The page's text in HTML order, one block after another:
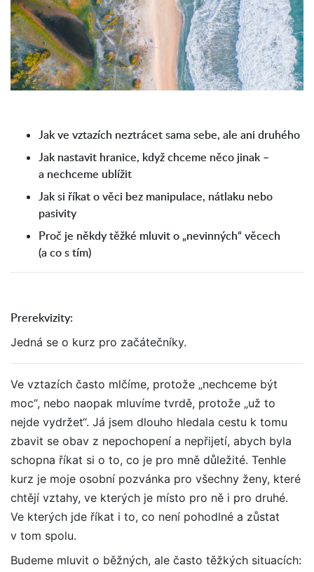
Jak ve vztazích neztrácet sama sebe, ale ani druhého
Jak nastavit hranice, když chceme něco jinak –
a nechceme ublížit
Jak si říkat o věci bez manipulace, nátlaku nebo
pasivity
Proč je někdy těžké mluvit o „nevinných“ věcech
(a co s tím)
Prerekvizity:
Jedná se o kurz pro začátečníky.
Ve vztazích často mlčíme, protože „nechceme být
moc“, nebo naopak mluvíme tvrdě, protože „už to
nejde vydržet“. Já jsem dlouho hledala cestu k tomu
zbavit se obav z nepochopení a nepřijetí, abych byla
schopna říkat si o to, co je pro mně důležité. Tenhle
kurz je moje osobní pozvánka pro všechny ženy, které
chtějí vztahy, ve kterých je místo pro ně i pro druhé.
Ve kterých jde říkat i to, co není pohodlné a zůstat
v tom spolu.
Budeme mluvit o běžných, ale často těžkých situacích: